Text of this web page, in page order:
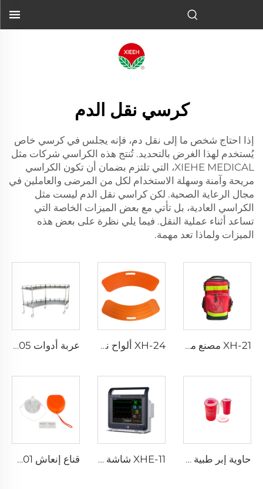
كرسي نقل الدم
إذا احتاج شخص ما إلى نقل دم، فإنه يجلس في كرسي خاص
يُستخدم لهذا الغرض بالتحديد. تُنتج هذه الكراسي شركات مثل
XIEHE MEDICAL، التي تلتزم بضمان أن تكون الكراسي
مريحة وآمنة وسهلة الاستخدام لكل من المرضى والعاملين في
مجال الرعاية الصحية. لكن كراسي نقل الدم ليست مثل
الكراسي العادية، بل تأتي مع بعض الميزات الخاصة التي
تساعد أثناء عملية النقل. فيما يلي نظرة على بعض هذه
الميزات ولماذا تعد مهمة.
XH-21 مصنع مباشر حقيبة إنقاذ محمولة باليد XH-24 ألواح نقل طبية متعددة الاستخدامات عربة أدوات XH-005 الفولاذية ذات الشكل المروحي
حاوية إبر طبية مقاومة للثقب XHE-08 XHE-11 شاشة رعاية صحية متكاملة قناع إنعاش XH-M01